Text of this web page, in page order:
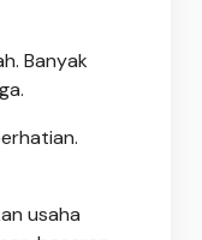
Banyak
usaha